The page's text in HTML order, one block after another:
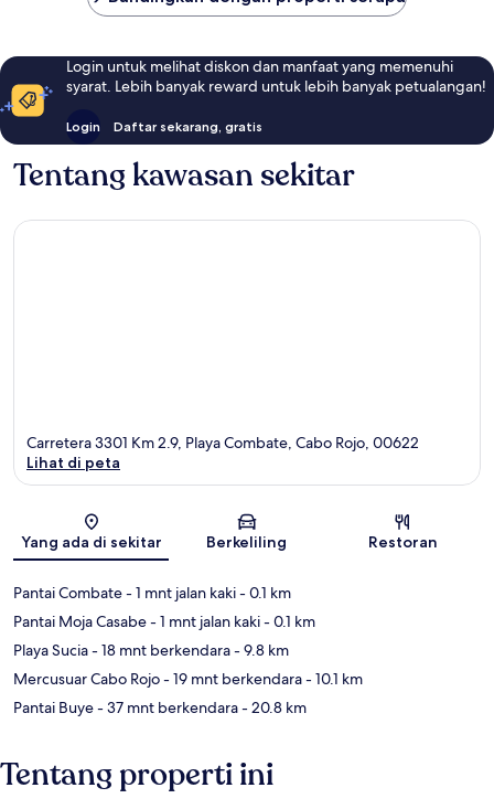
Login untuk melihat diskon dan manfaat yang memenuhi
syarat. Lebih banyak reward untuk lebih banyak petualangan!
Login Daftar sekarang, gratis
Tentang kawasan sekitar
Peta
Carretera 3301 Km 2.9, Playa Combate, Cabo Rojo, 00622
Lihat di peta
Yang ada di sekitar Berkeliling Restoran
Pantai Combate- 1 mnt jalan kaki- 0.1 km
Pantai Moja Casabe- 1 mnt jalan kaki- 0.1 km
Playa Sucia- 18 mnt berkendara- 9.8 km
Mercusuar Cabo Rojo- 19 mnt berkendara- 10.1 km
Pantai Buye- 37 mnt berkendara- 20.8 km
Tentang properti ini